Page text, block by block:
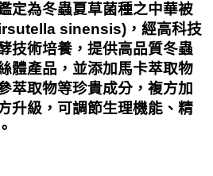
定為冬蟲夏草菌種之中華被
sinensis)，經高科技
技術培養，提供高品質冬蟲
體產品，並添加馬卡萃取物
萃取物等珍貴成分，複方加
升級，可調節生理機能、精